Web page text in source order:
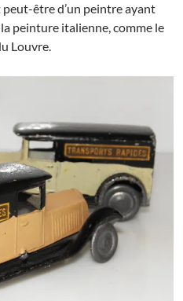
être d’un peintre ayant
peinture italienne, comme le
Louvre.